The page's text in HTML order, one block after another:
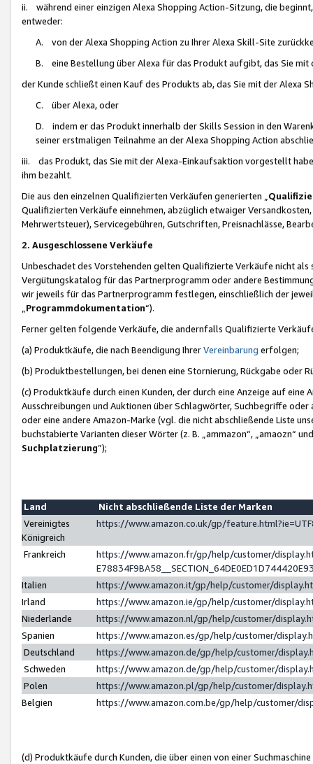
ii. während einer einzigen Alexa Shopping Action-Sitzung, die
entweder:
A. von der Alexa Shopping Action zu Ihrer Alexa Skill-Site
B. eine Bestellung über Alexa für das Produkt aufgibt, das Sie mit
der Kunde schließt einen Kauf des Produkts ab, das Sie mit der Alexa
C. über Alexa, oder
D. indem er das Produkt innerhalb der Skills Session in den
seiner erstmaligen Teilnahme an der Alexa Shopping Action
iii. das Produkt, das Sie mit der Alexa-Einkaufsaktion vorgestellt
ihm bezahlt.
Die aus den einzelnen Qualifizierten Verkäufen generierten „
Qualifizierten Verkäufe einnehmen, abzüglich etwaiger
Mehrwertsteuer), Servicegebühren, Gutschriften, Preisnachlässe,
2. Ausgeschlossene Verkäufe
Unbeschadet des Vorstehenden gelten Qualifizierte Verkäufe nicht
Vergütungskatalog für das Partnerprogramm oder andere
wir jeweils für das Partnerprogramm festlegen, einschließlich der
Programmdokumentation“).
Ferner gelten folgende Verkäufe, die andernfalls Qualifizierte
(a) Produktkäufe, die nach Beendigung IhrerVereinbarung erfolgen;
(b) Produktbestellungen, bei denen eine Stornierung, Rückgabe oder
(c) Produktkäufe durch einen Kunden, der durch eine Anzeige auf
Ausschreibungen und Auktionen über Schlagwörter, Suchbegriffe
oder eine andere Amazon-Marke (vgl. die nicht abschließende Liste
buchstabierte Varianten dieser Wörter (z. B. „ammazon“, „amaozn“
Suchplatzierung”);
Land
Nicht abschließende Liste der Marken
Vereinigtes
Königreich
https://www.amazon.co.uk/gp/
Frankreich
https://www.amazon.fr/gp/help/customer/
Italien
https://www.amazon.it/gp/help/customer/
Irland
https://www.amazon.ie/gp/help/customer/
Niederlande
https://www.amazon.nl/gp/help/customer/
Spanien
https://www.amazon.es/gp/help/customer/
Deutschland
https://www.amazon.de/gp/help/customer/
Schweden
https://www.amazon.de/gp/help/customer/
Polen
https://www.amazon.pl/gp/help/customer/
Belgien
https://www.amazon.com.be/gp/help/customer/
(d) Produktkäufe durch Kunden, die über einen von einer